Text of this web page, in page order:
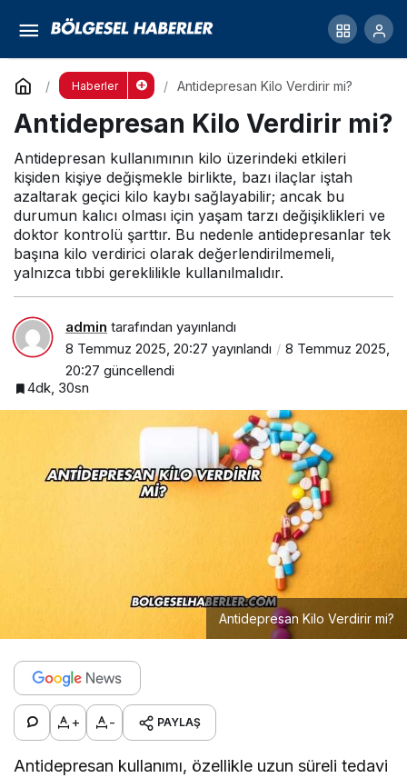
Haberler Antidepresan Kilo Verdirir mi?
Antidepresan Kilo Verdirir mi?
Antidepresan kullanımının kilo üzerindeki etkileri
kişiden kişiye değişmekle birlikte, bazı ilaçlar iştah
azaltarak geçici kilo kaybı sağlayabilir; ancak bu
durumun kalıcı olması için yaşam tarzı değişiklikleri ve
doktor kontrolü şarttır. Bu nedenle antidepresanlar tek
başına kilo verdirici olarak değerlendirilmemeli,
yalnızca tıbbi gereklilikle kullanılmalıdır.
admin tarafından yayınlandı
8 Temmuz 2025, 20:27 yayınlandı
8 Temmuz 2025,
20:27 güncellendi
4dk, 30sn
Antidepresan Kilo Verdirir mi?
+ - PAYLAŞ
Antidepresan kullanımı, özellikle uzun süreli tedavi
Çilek Havuz Hakkında
Yorum Yap Paylaş